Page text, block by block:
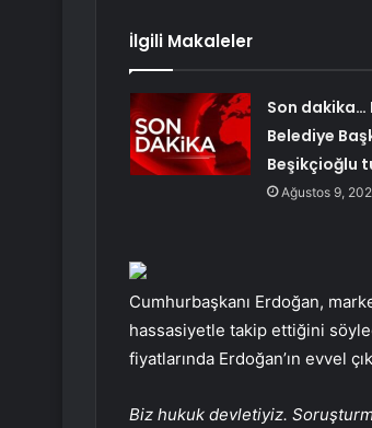
İlgili Makaleler
Son dakika…
Belediye
Beşikçioğlu
Ağustos 9,
Cumhurbaşkanı Erdoğan,
hassasiyetle takip ettiğini
fiyatlarında Erdoğan’ın evvel
Biz hukuk devletiyiz.